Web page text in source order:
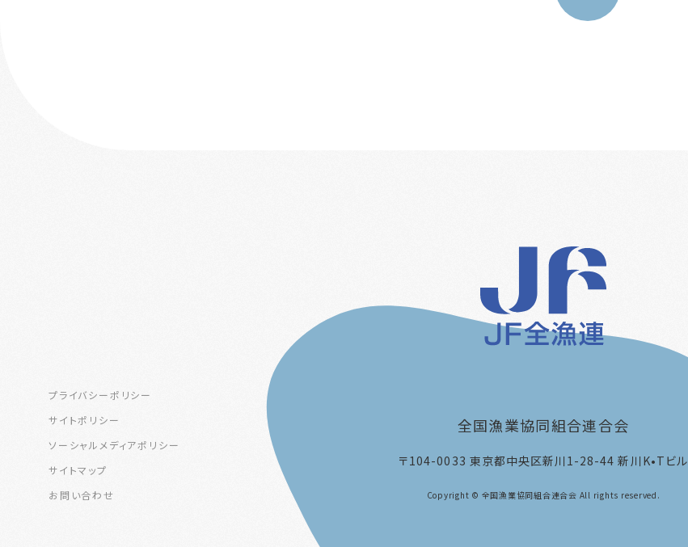
プライバシーポリシー
サイトポリシー
ソーシャルメディアポリシー
サイトマップ
お問い合わせ
全国漁業協同組合連合会
〒104-0033 東京都中央区新川1-28-44 新川K•Tビル
Copyright © 全国漁業協同組合連合会 All rights reserved.